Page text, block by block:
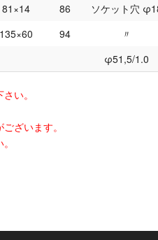
81×14 86
ソケット穴
135×60 94
〃
φ51,5/1.0
い。
ざいます。